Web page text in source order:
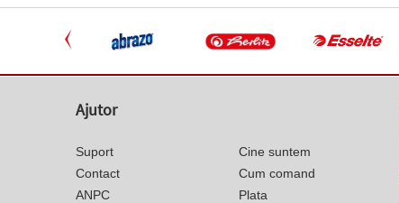
Ajutor
Suport
Contact
ANPC
Cine suntem
Cum comand
Plata